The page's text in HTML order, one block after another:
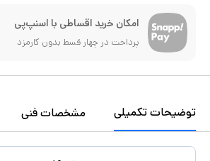
امکان خرید اقساطی با اسنپ‌پی
پرداخت در چهار قسط بدون کارمزد
توضیحات تکمیلی مشخصات فنی